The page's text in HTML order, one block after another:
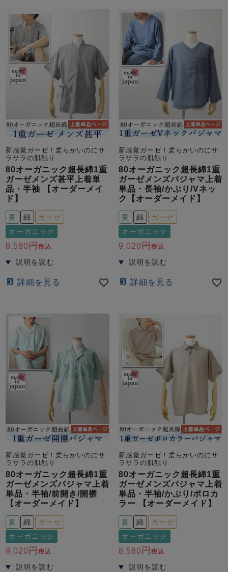
新感覚ガーゼ！柔らかいのにサ
ラサラの肌触り
80オーガニック超長綿1重
ガーゼメンズ甚平上着単
品・半袖 【オーダーメイ
ド】
夏 綿
ガーゼ
オーガニック
8,580 税込
詳細を見る
新感覚ガーゼ！柔らかいのにサ
ラサラの肌触り
80オーガニック超長綿1重
ガーゼメンズパジャマ上着
単品・長袖/かぶり/Vネッ
ク【オーダーメイド】
夏 綿
ガーゼ
オーガニック
9,020 税込
詳細を見る
新感覚ガーゼ！柔らかいのにサ
ラサラの肌触り
80オーガニック超長綿1重
ガーゼメンズパジャマ上着
単品・半袖/前開き/開襟
【オーダーメイド】
夏 綿
ガーゼ
オーガニック
9,020 税込
新感覚ガーゼ！柔らかいのにサ
ラサラの肌触り
80オーガニック超長綿1重
ガーゼメンズパジャマ上着
単品・半袖/かぶり/ポロカ
ラー 【オーダーメイド】
夏 綿
ガーゼ
オーガニック
8,580 税込